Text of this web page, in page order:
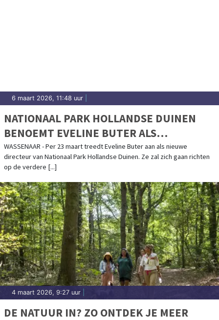
6 maart 2026, 11:48 uur
NATIONAAL PARK HOLLANDSE DUINEN
BENOEMT EVELINE BUTER ALS
DIRECTEUR
WASSENAAR - Per 23 maart treedt Eveline Buter aan als nieuwe
directeur van Nationaal Park Hollandse Duinen. Ze zal zich gaan richten
op de verdere [...]
4 maart 2026, 9:27 uur
DE NATUUR IN? ZO ONTDEK JE MEER